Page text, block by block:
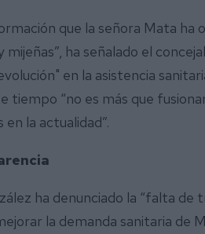
que la señora Mata
mijeñas”, ha señalado el
en la asistencia
tiempo “no es más que
la actualidad”.
ha denunciado la “falta de
la demanda sanitaria de